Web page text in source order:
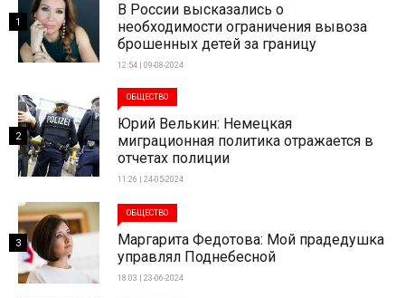
В России высказались о
необходимости ограничения вывоза
брошенных детей за границу
12:54 | 09-08-2024
1
ОБЩЕСТВО
Юрий Велькин: Немецкая
миграционная политика отражается в
отчетах полиции
11:26 | 24-05-2024
2
ОБЩЕСТВО
Маргарита Федотова: Мой прадедушка
управлял Поднебесной
18:03 | 23-06-2024
3